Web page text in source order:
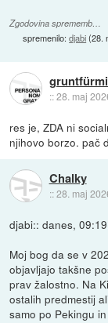
Zgodovina sprememb…
spremenilo:djabi(28.
::28. maj
res je, ZDA ni
njihovo borzo. pač
Chalky
::28. maj
djabi:: danes,
Moj bog da se v
objavljajo takšne
prav žalostno. Na
ostalih predmestij
samo po Pekingu